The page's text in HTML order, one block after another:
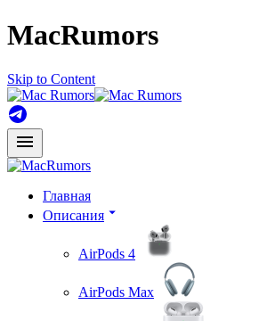
MacRumors
Skip to Content
Главная
Описания
AirPods 4
AirPods Max